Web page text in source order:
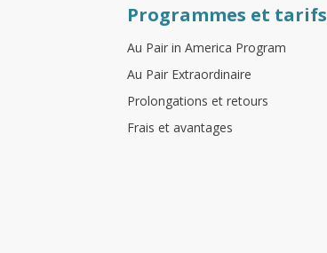
Programmes et tarifs
Au Pair in America Program
Au Pair Extraordinaire
Prolongations et retours
Frais et avantages